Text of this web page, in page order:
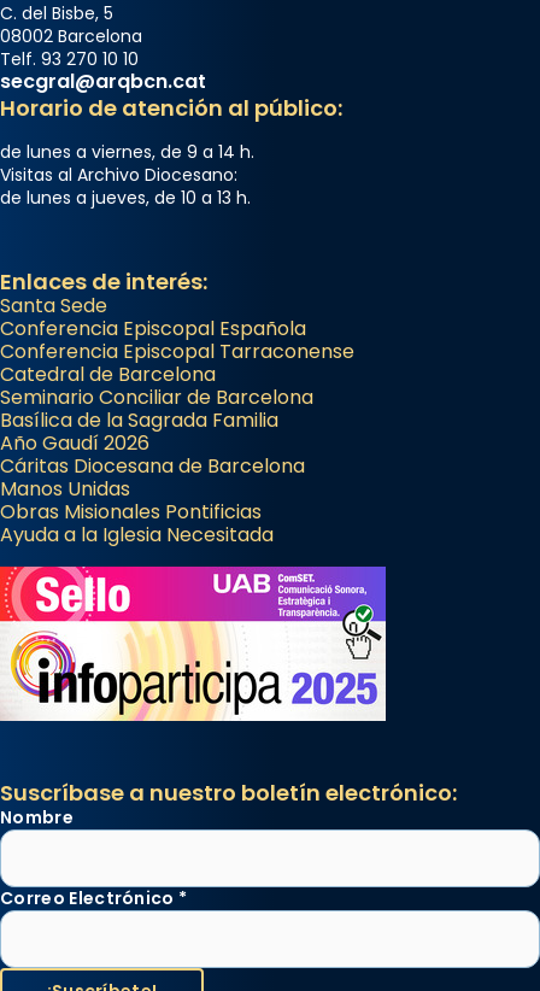
C. del Bisbe, 5
08002 Barcelona
Telf. 93 270 10 10
secgral@arqbcn.cat
Horario de atención al público:
de lunes a viernes, de 9 a 14 h.
Visitas al Archivo Diocesano:
de lunes a jueves, de 10 a 13 h.
Enlaces de interés:
Santa Sede
Conferencia Episcopal Española
Conferencia Episcopal Tarraconense
Catedral de Barcelona
Seminario Conciliar de Barcelona
Basílica de la Sagrada Familia
Año Gaudí 2026
Cáritas Diocesana de Barcelona
Manos Unidas
Obras Misionales Pontificias
Ayuda a la Iglesia Necesitada
Suscríbase a nuestro boletín electrónico:
Nombre
Correo Electrónico *